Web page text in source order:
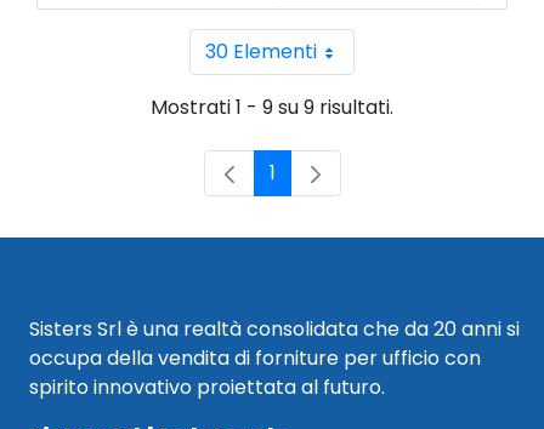
30 ElementiPer pagina
Mostrati 1 - 9 su 9 risultati.
Pagina
1
Sisters Srl è una realtà consolidata che da 20 anni si
occupa della vendita di forniture per ufficio con
spirito innovativo proiettata al futuro.